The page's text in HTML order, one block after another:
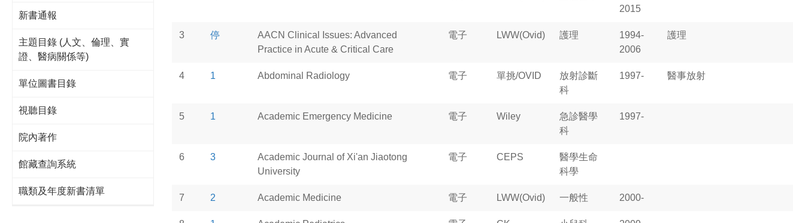
新書通報
主題目錄 (人文、倫理、實
證、醫病關係等)
單位圖書目錄
視聽目錄
院內著作
館藏查詢系統
職類及年度新書清單
2015
3 停
AACN Clinical Issues: Advanced
Practice in Acute & Critical Care
電子 LWW(Ovid) 護理
1994-
2006
護理
4 1 Abdominal Radiology 電子 單挑/OVID
放射診斷
科
1997- 醫事放射
5 1 Academic Emergency Medicine 電子 Wiley
急診醫學
科
1997-
6 3
Academic Journal of Xi'an Jiaotong
University
電子 CEPS
醫學生命
科學
7 2 Academic Medicine 電子 LWW(Ovid) 一般性 2000-